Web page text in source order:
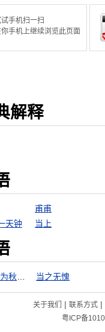
手机扫一扫
手机上继续浏览此页面
解释
甫甫
天钟 当上
当之无愧
关于我们 | 联系方式|
粤ICP备